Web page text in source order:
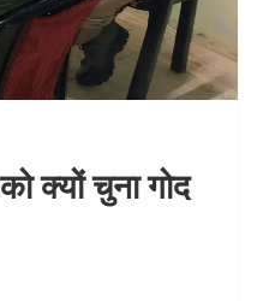
क्यों चुना गोद